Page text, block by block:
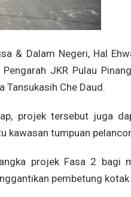
& Dalam Negeri, Hal
Pengarah JKR Pulau
Tansukasih Che Daud.
projek tersebut juga
kawasan tumpuan
projek Fasa 2 bagi
pembetung